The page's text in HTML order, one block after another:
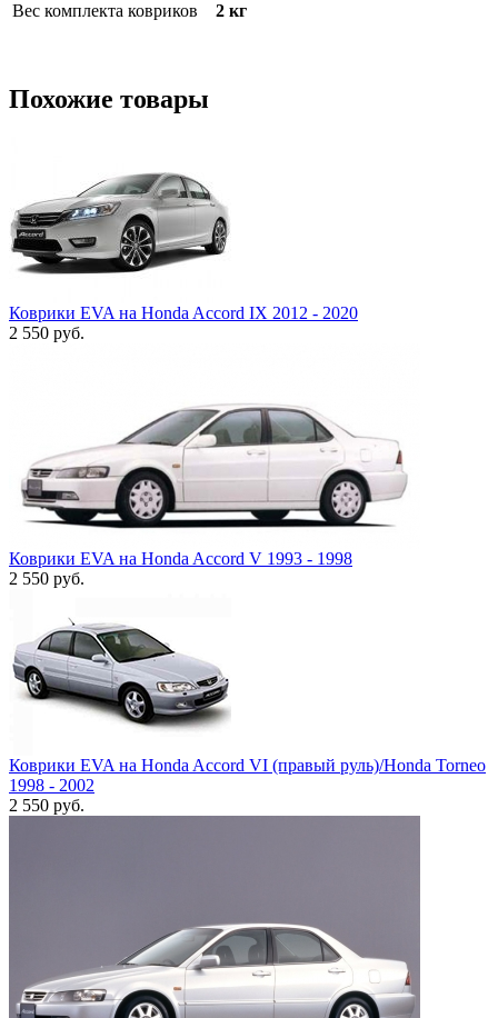
Вес комплекта ковриков 2 кг
Похожие товары
Коврики EVA на Honda Accord IX 2012 - 2020
2 550 руб.
Коврики EVA на Honda Accord V 1993 - 1998
2 550 руб.
Коврики EVA на Honda Accord VI (правый руль)/Honda Torneo
1998 - 2002
2 550 руб.